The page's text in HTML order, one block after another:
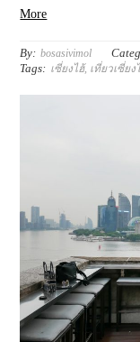
More
By: bosasivimol
Tags: เซี่ยงไฮ้, เที่ยวเซี่ยง